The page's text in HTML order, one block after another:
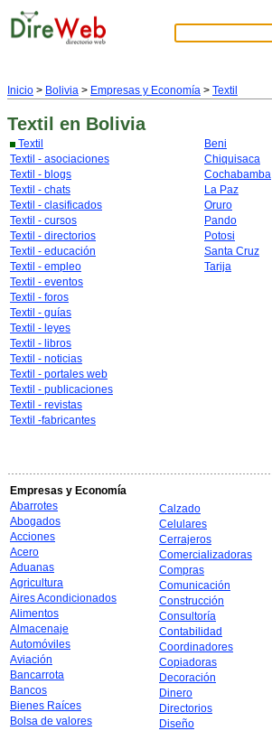
Inicio > Bolivia > Empresas y Economía > Textil
Textil en Bolivia
Textil
Textil - asociaciones
Textil - blogs
Textil - chats
Textil - clasificados
Textil - cursos
Textil - directorios
Textil - educación
Textil - empleo
Textil - eventos
Textil - foros
Textil - guías
Textil - leyes
Textil - libros
Textil - noticias
Textil - portales web
Textil - publicaciones
Textil - revistas
Textil -fabricantes
Beni
Chiquisaca
Cochabamba
La Paz
Oruro
Pando
Potosi
Santa Cruz
Tarija
Empresas y Economía
Abarrotes
Abogados
Acciones
Acero
Aduanas
Agricultura
Aires Acondicionados
Alimentos
Almacenaje
Automóviles
Aviación
Bancarrota
Bancos
Bienes Raíces
Bolsa de valores
Calzado
Celulares
Cerrajeros
Comercializadoras
Compras
Comunicación
Construcción
Consultoría
Contabilidad
Coordinadores
Copiadoras
Decoración
Dinero
Directorios
Diseño